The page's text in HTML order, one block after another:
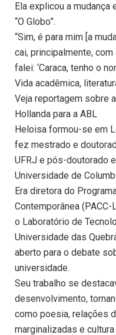
Ela explicou a mudança
“O Globo”.
“Sim, é para mim [a
cai, principalmente,
falei: ‘Caraca, tenho o
Vida acadêmica,
Veja reportagem sobre
Hollanda para a ABL
Heloisa formou-se em
fez mestrado e
UFRJ e pós-doutorado
Universidade de
Era diretora do
Contemporânea
o Laboratório de
Universidade das
aberto para o debate
universidade.
Seu trabalho se
desenvolvimento,
como poesia, relações
marginalizadas e